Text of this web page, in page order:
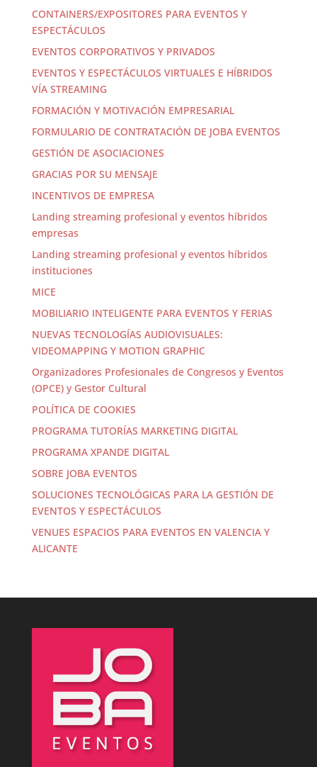
CONTAINERS/EXPOSITORES PARA EVENTOS Y
ESPECTÁCULOS
EVENTOS CORPORATIVOS Y PRIVADOS
EVENTOS Y ESPECTÁCULOS VIRTUALES E HÍBRIDOS
VÍA STREAMING
FORMACIÓN Y MOTIVACIÓN EMPRESARIAL
FORMULARIO DE CONTRATACIÓN DE JOBA EVENTOS
GESTIÓN DE ASOCIACIONES
GRACIAS POR SU MENSAJE
INCENTIVOS DE EMPRESA
Landing streaming profesional y eventos híbridos
empresas
Landing streaming profesional y eventos híbridos
instituciones
MICE
MOBILIARIO INTELIGENTE PARA EVENTOS Y FERIAS
NUEVAS TECNOLOGÍAS AUDIOVISUALES:
VIDEOMAPPING Y MOTION GRAPHIC
Organizadores Profesionales de Congresos y Eventos
(OPCE) y Gestor Cultural
POLÍTICA DE COOKIES
PROGRAMA TUTORÍAS MARKETING DIGITAL
PROGRAMA XPANDE DIGITAL
SOBRE JOBA EVENTOS
SOLUCIONES TECNOLÓGICAS PARA LA GESTIÓN DE
EVENTOS Y ESPECTÁCULOS
VENUES ESPACIOS PARA EVENTOS EN VALENCIA Y
ALICANTE